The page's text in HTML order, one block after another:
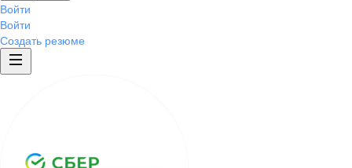
Войти
Войти
Создать резюме